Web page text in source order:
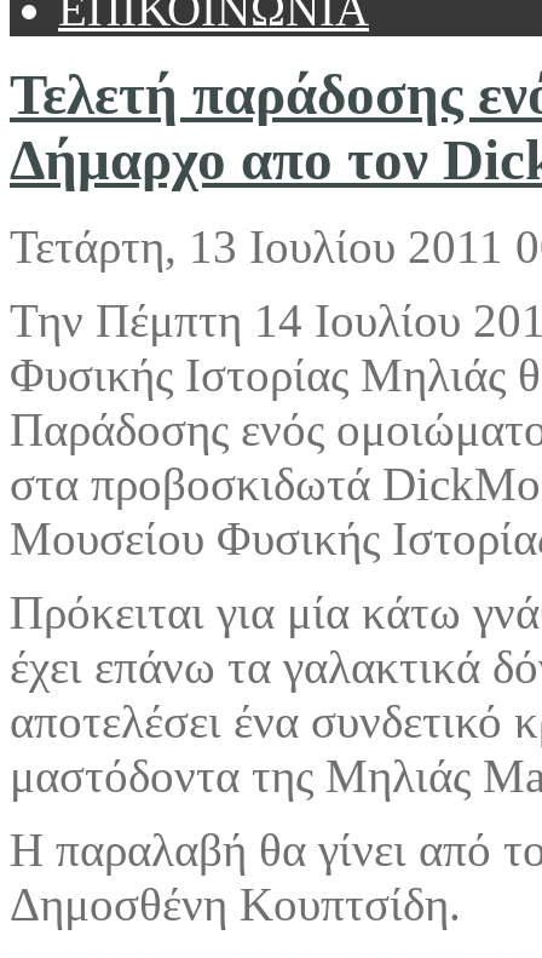
Τελετή παράδοσης
Δήμαρχο απο τον
Τετάρτη, 13 Ιουλίου 2011
Την Πέμπτη 14 Ιουλίου
Φυσικής Ιστορίας Μηλιάς
Παράδοσης ενός
στα προβοσκιδωτά
Μουσείου Φυσικής
Πρόκειται για μία κάτω
έχει επάνω τα γαλακτικά
αποτελέσει ένα συνδετικό
μαστόδοντα της Μηλιάς
Η παραλαβή θα γίνει από
Δημοσθένη Κουπτσίδη.